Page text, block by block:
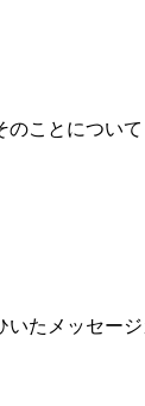
のことについ
いたメッセージ